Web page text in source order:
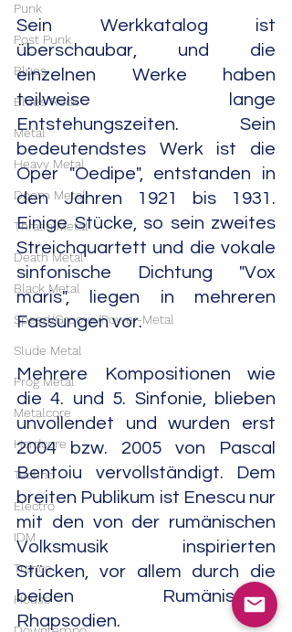
Punk
Post Punk
Blues
Blues Rock
Metal
Heavy Metal
Doom Metal
Thrash Metal
Death Metal
Black Metal
Speed/Groove/Power-Metal
Slude Metal
Prog Metal
Metalcore
Hardcore
Techno
Electro
IDM
Trance
House
Sein Werkkatalog ist
überschaubar, und die
einzelnen Werke haben
teilweise lange
Entstehungszeiten. Sein
bedeutendstes Werk ist die
Oper "Oedipe", entstanden in
den Jahren 1921 bis 1931.
Einige Stücke, so sein zweites
Streichquartett und die vokale
sinfonische Dichtung "Vox
maris", liegen in mehreren
Fassungen vor.
Mehrere Kompositionen wie
die 4. und 5. Sinfonie, blieben
unvollendet und wurden erst
2004 bzw. 2005 von Pascal
Bentoiu vervollständigt. Dem
breiten Publikum ist Enescu nur
mit den von der rumänischen
Volksmusik inspirierten
Stücken, vor allem durch die
beiden Rumänischen
Rhapsodien.